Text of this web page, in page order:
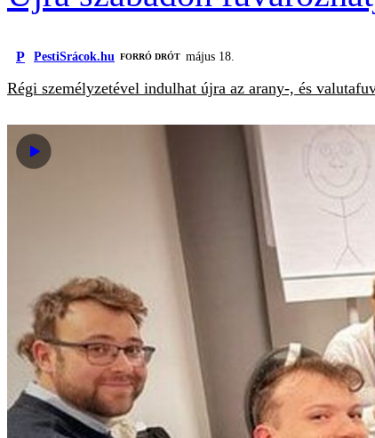
P PestiSrácok.hu FORRÓ DRÓT május 18.
Régi személyzetével indulhat újra az arany-, és